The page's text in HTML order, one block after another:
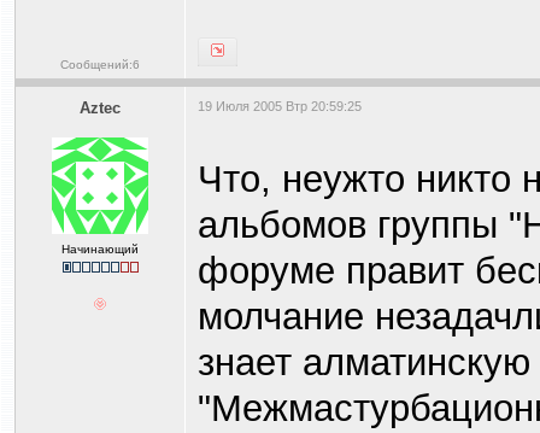
Сообщений:6
Aztec
Начинающий
19 Июля 2005 Втр 20:59:25
Что, неужто никто
альбомов группы
форуме правит
молчание
знает